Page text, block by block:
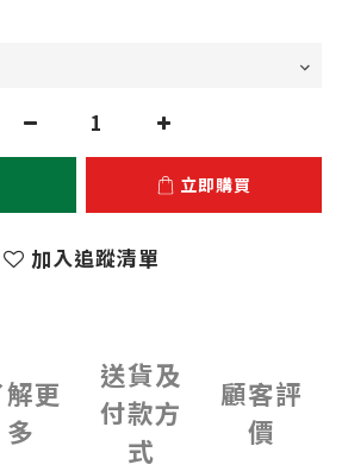
立即購買
加入追蹤清單
解更
多
送貨及
付款方
式
顧客評
價